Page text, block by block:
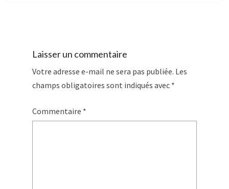
Laisser un commentaire
Votre adresse e-mail ne sera pas publiée. Les
champs obligatoires sont indiqués avec *
Commentaire *